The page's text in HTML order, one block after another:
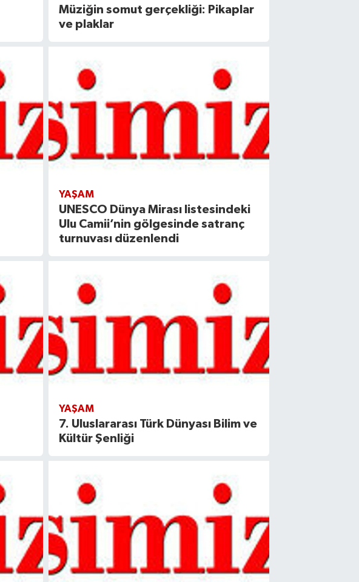
Müziğin somut gerçekliği: Pikaplar
ve plaklar
YAŞAM
UNESCO Dünya Mirası listesindeki
Ulu Camii’nin gölgesinde satranç
turnuvası düzenlendi
YAŞAM
7. Uluslararası Türk Dünyası Bilim ve
Kültür Şenliği